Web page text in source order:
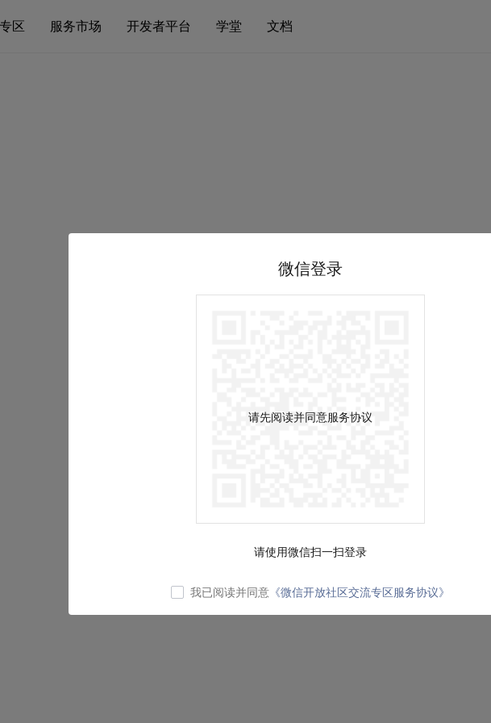
区 服务市场 开发者平台 学堂 文档
微信登录
请先阅读并同意服务协议
请使用微信扫一扫登录
我已阅读并同意 《微信开放社区交流专区服务协议》